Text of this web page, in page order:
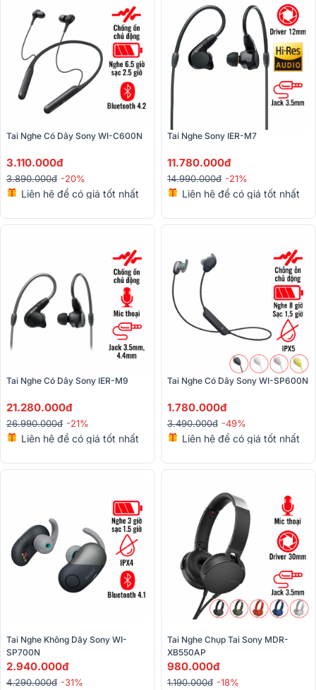
Tai Nghe Có Dây Sony WI-C600N
3.110.000đ
3.890.000đ -20%
Liên hệ để có giá tốt nhất
Tai Nghe Sony IER-M7
11.780.000đ
14.990.000đ -21%
Liên hệ để có giá tốt nhất
Tai Nghe Có Dây Sony IER-M9
21.280.000đ
26.990.000đ -21%
Liên hệ để có giá tốt nhất
Tai Nghe Có Dây Sony WI-SP600N
1.780.000đ
3.490.000đ -49%
Liên hệ để có giá tốt nhất
Tai Nghe Không Dây Sony WI-
SP700N
2.940.000đ
4.290.000đ -31%
Tai Nghe Chụp Tai Sony MDR-
XB550AP
980.000đ
1.190.000đ -18%